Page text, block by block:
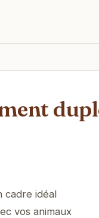
cadre idéal
vos animaux